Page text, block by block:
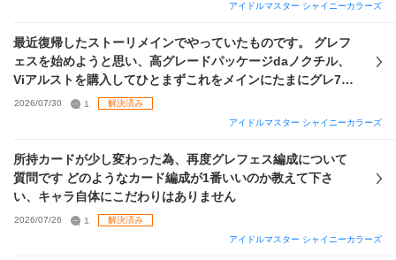
アイドルマスター シャイニーカラーズ
最近復帰したストーリメインでやっていたものです。 グレフ
ェスを始めようと思い、高グレードパッケージdaノクチル、
Viアルストを購入してひとまずこれをメインにたまにグレ7タ
ッチできたらいいな、くらいで考えています。 ガチャ何を引
けばいいかわからなかったので今のガチャで出てるURの浅倉
のカードが足りないと思うんですが、おすすめの編成や、育
成方法、今後優先して確保・育成したほうがいいサポートカ
ードがあれば教えていただけると嬉しいです😭 課金が必要な
らも教えて頂けたら幸いです😭 よろしくお願いします！
2026/07/30 1
解決済み
アイドルマスター シャイニーカラーズ
所持カードが少し変わった為、再度グレフェス編成について
質問です どのようなカード編成が1番いいのか教えて下さ
い、キャラ自体にこだわりはありません
2026/07/26 1
解決済み
アイドルマスター シャイニーカラーズ